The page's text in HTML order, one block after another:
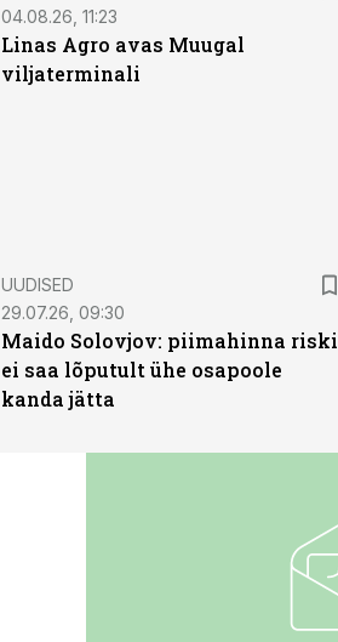
04.08.26, 11:23
Linas Agro avas Muugal
viljaterminali
UUDISED
29.07.26, 09:30
Maido Solovjov: piimahinna riski
ei saa lõputult ühe osapoole
kanda jätta